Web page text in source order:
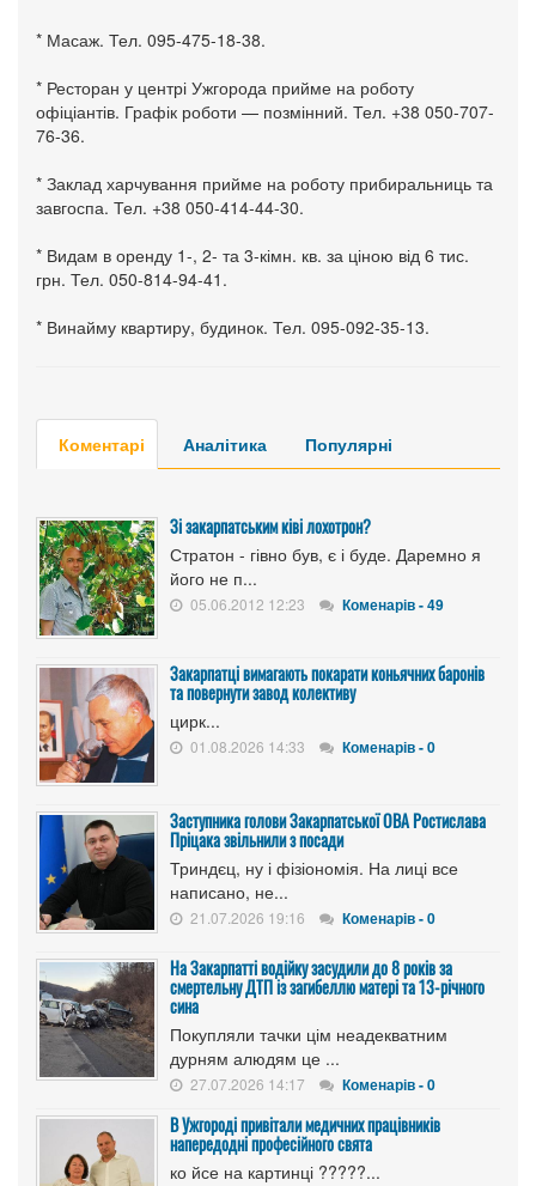
* Масаж. Тел. 095-475-18-38.
* Ресторан у центрі Ужгорода прийме на роботу
офіціантів. Графік роботи — позмінний. Тел. +38 050-707-
76-36.
* Заклад харчування прийме на роботу прибиральниць та
завгоспа. Тел. +38 050-414-44-30.
* Видам в оренду 1-, 2- та 3-кімн. кв. за ціною від 6 тис.
грн. Тел. 050-814-94-41.
* Винайму квартиру, будинок. Тел. 095-092-35-13.
Коментарі Аналітика Популярні
Зі закарпатським ківі лохотрон?
Стратон - гівно був, є і буде. Даремно я
його не п...
05.06.2012 12:23 Коменарів - 49
Закарпатці вимагають покарати коньячних баронів
та повернути завод колективу
цирк...
01.08.2026 14:33 Коменарів - 0
Заступника голови Закарпатської ОВА Ростислава
Пріцака звільнили з посади
Триндєц, ну і фізіономія. На лиці все
написано, не...
21.07.2026 19:16 Коменарів - 0
На Закарпатті водійку засудили до 8 років за
смертельну ДТП із загибеллю матері та 13-річного
сина
Покупляли тачки цім неадекватним
дурням алюдям це ...
27.07.2026 14:17 Коменарів - 0
В Ужгороді привітали медичних працівників
напередодні професійного свята
ко йсе на картинці ?????...